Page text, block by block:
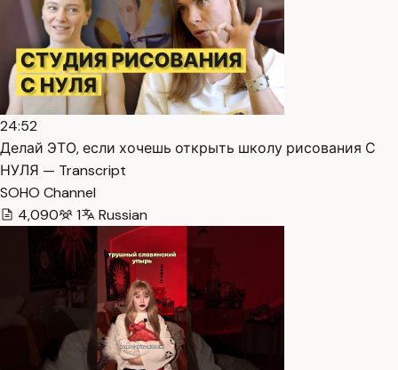
24:52
Делай ЭТО, если хочешь открыть школу рисования С
НУЛЯ — Transcript
SOHO Channel
4,090
1 Russian